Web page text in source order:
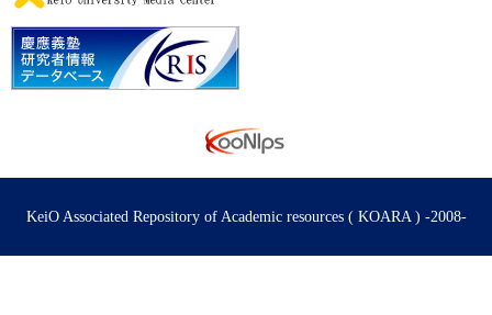
KeiO Associated Repository of Academic resources ( KOARA ) -2008-